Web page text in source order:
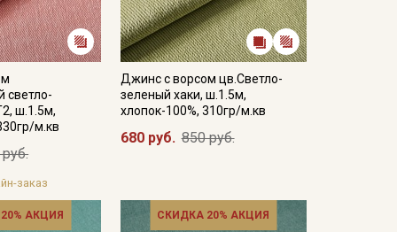
светло-
ш.1.5м,
м.кв
заказ
Джинс с ворсом цв.Светло-
зеленый хаки, ш.1.5м,
хлопок-100%, 310гр/м.кв
680 руб. 850 руб.
АКЦИЯ СКИДКА 20% АКЦИЯ